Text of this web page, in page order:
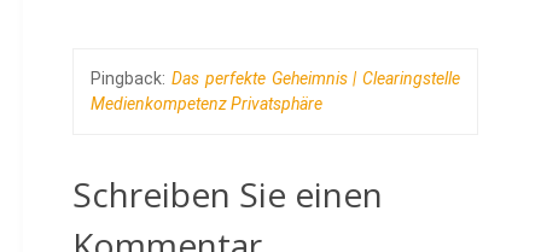
Pingback:Das perfekte Geheimnis | Clearingstelle
Medienkompetenz Privatsphäre
Schreiben Sie einen